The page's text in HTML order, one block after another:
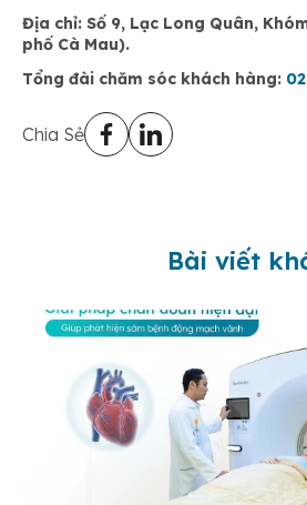
Địa chỉ: Số 9, Lạc Long Quân,
phố Cà Mau).
Tổng đài chăm sóc khách hàng:
Chia Sẻ
Bài viết